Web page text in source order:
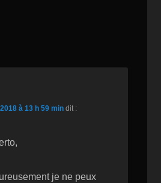
à 13 h 59 min dit :
je ne peux